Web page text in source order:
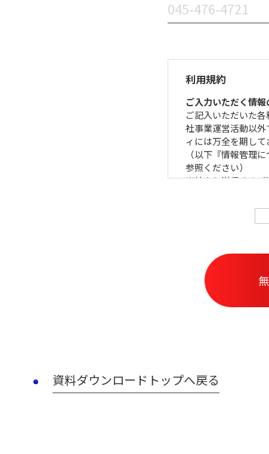
利用規約
ご入力いただく情
ご記入いただいた
社事業運営活動以
ィには万全を期して
（以下『情報管理
参照ください）
当社より送信する
だいた内容の一部
ので、あらかじめ
情報管理について
サイトポリシーに
「サイトポリシー」
個人情報の取扱い
報の取扱いについ
資料ダウンロードトップへ戻る